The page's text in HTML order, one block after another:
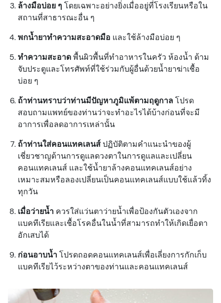
ล้างมือบ่อย ๆ โดยเฉพาะอย่างยิ่งเมื่ออยู่ที่โรงเรียนหรือใน
สถานที่สาธารณะอื่น ๆ
พกน้ำยาทำความสะอาดมือ และใช้ล้างมือบ่อย ๆ
ทำความสะอาดพื้นผิวพื้นที่ทำอาหารในครัว ห้องน้ำ ด้าม
จับประตูและโทรศัพท์ที่ใช้ร่วมกับผู้อื่นด้วยน้ำยาฆ่าเชื้อ
บ่อย ๆ
ถ้าท่านทราบว่าท่านมีปัญหาภูมิแพ้ตามฤดูกาลโปรด
สอบถามแพทย์ของท่านว่าจะทำอะไรได้บ้างก่อนที่จะมี
อาการเพื่อลดอาการเหล่านั้น
ถ้าท่านใส่คอนแทคเลนส์ปฏิบัติตามคำแนะนำของผู้
เชี่ยวชาญด้านการดูแลดวงตาในการดูแลและเปลี่ยน
คอนแทคเลนส์ และใช้น้ำยาล้างคอนแทคเลนส์อย่าง
เหมาะสมหรือลองเปลี่ยนเป็นคอนแทคเลนส์แบบใช้แล้วทิ้ง
ทุกวัน
เมื่อว่ายน้ำ ควรใส่แว่นตาว่ายน้ำเพื่อป้องกันตัวเองจาก
แบคทีเรียและเชื้อโรคอื่นในน้ำที่สามารถทำให้เกิดเยื่อตา
อักเสบได้
ก่อนอาบน้ำโปรดถอดคอนแทคเลนส์เพื่อเลี่ยงการกักเก็บ
แบคทีเรียไว้ระหว่างตาของท่านและคอนแทคเลนส์